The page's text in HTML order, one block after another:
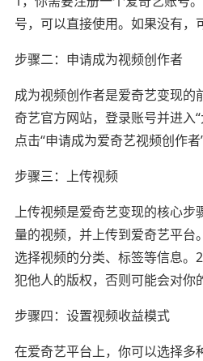
号，可以直接使用。如果没有，
步骤二：申请成为视频创作者
成为视频创作者是爱奇艺变现的
奇艺官方网站，登录账号并进入
点击“申请成为爱奇艺视频创作者”
步骤三：上传视频
上传视频是爱奇艺变现的核心步
量的视频，并上传到爱奇艺平台
选择视频的分类、标签等信息。
犯他人的版权，否则可能会对你
步骤四：设置视频收益模式
在爱奇艺平台上，你可以选择多